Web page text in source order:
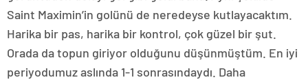
Saint Maximin’in golünü de neredeyse kutlayacaktım.
Harika bir pas, harika bir kontrol, çok güzel bir şut.
Orada da topun giriyor olduğunu düşünmüştüm. En iyi
periyodumuz aslında 1-1 sonrasındaydı. Daha